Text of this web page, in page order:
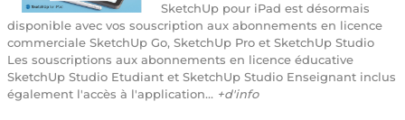
SketchUp pour iPad est désormais
disponible avec vos souscription aux abonnements en licence
commerciale SketchUp Go, SketchUp Pro et SketchUp Studio
Les souscriptions aux abonnements en licence éducative
SketchUp Studio Etudiant et SketchUp Studio Enseignant inclus
également l'accès à l'application... +d'info